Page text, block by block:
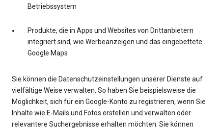
Betriebssystem
Produkte, die in Apps und Websites von Drittanbietern
integriert sind, wie Werbeanzeigen und das eingebettete
Google Maps
Sie können die Datenschutzeinstellungen unserer Dienste auf
vielfältige Weise verwalten. So haben Sie beispielsweise die
Möglichkeit, sich für ein Google-Konto zu registrieren, wenn Sie
Inhalte wie E-Mails und Fotos erstellen und verwalten oder
relevantere Suchergebnisse erhalten möchten. Sie können